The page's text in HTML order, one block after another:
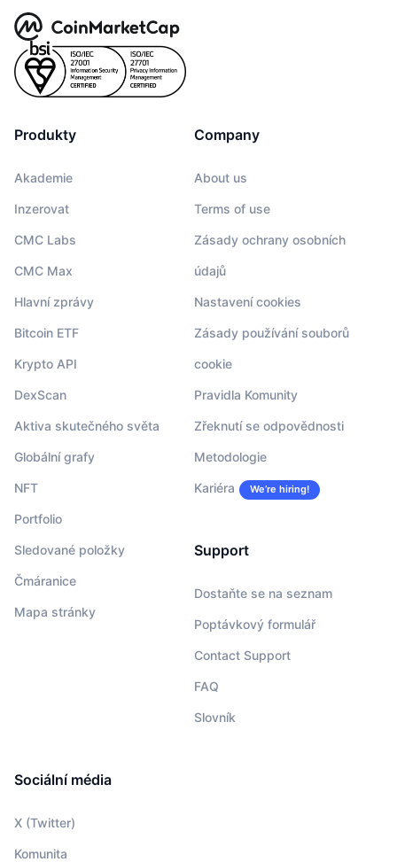
Produkty
Akademie
Inzerovat
CMC Labs
CMC Max
Hlavní zprávy
Bitcoin ETF
Krypto API
DexScan
Aktiva skutečného světa
Globální grafy
NFT
Portfolio
Sledované položky
Čmáranice
Mapa stránky
Company
About us
Terms of use
Zásady ochrany osobních
údajů
Nastavení cookies
Zásady používání souborů
cookie
Pravidla Komunity
Zřeknutí se odpovědnosti
Metodologie
Kariéra We’re hiring!
Support
Dostaňte se na seznam
Poptávkový formulář
Contact Support
FAQ
Slovník
Sociální média
X (Twitter)
Komunita